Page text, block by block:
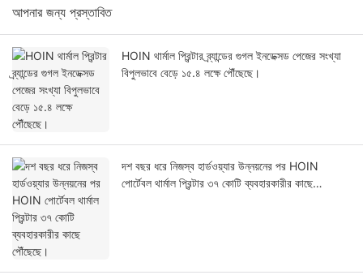
আপনার জন্য প্রস্তাবিত
HOIN থার্মাল প্রিন্টার ব্র্যান্ডের গুগল ইনডেক্সড পেজের সংখ্যা
বিপুলভাবে বেড়ে ১৫.৪ লক্ষে পৌঁছেছে।
দশ বছর ধরে নিজস্ব হার্ডওয়্যার উন্নয়নের পর HOIN
পোর্টেবল থার্মাল প্রিন্টার ৩৭ কোটি ব্যবহারকারীর কাছে